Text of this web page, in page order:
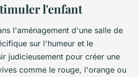
l'enfant
l'aménagement d'une salle de
sur l'humeur et le
judicieusement pour créer une
comme le rouge, l'orange ou